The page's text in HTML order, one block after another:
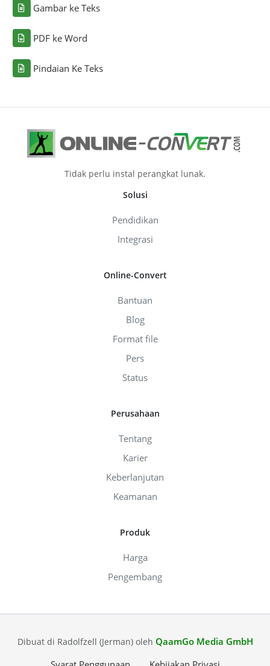
Gambar ke Teks
PDF ke Word
Pindaian Ke Teks
Tidak perlu instal perangkat lunak.
Solusi
Pendidikan
Integrasi
Online-Convert
Bantuan
Blog
Format file
Pers
Status
Perusahaan
Tentang
Karier
Keberlanjutan
Keamanan
Produk
Harga
Pengembang
Dibuat di Radolfzell (Jerman) oleh QaamGo Media GmbH